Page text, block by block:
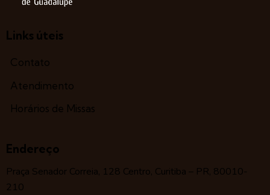
Links úteis
Contato
Atendimento
Horários de Missas
Endereço
Praça Senador Correia, 128 Centro, Curitiba – PR, 80010-
210